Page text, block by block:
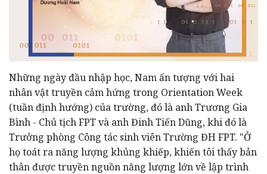
Những ngày đầu nhập học, Nam ấn tượng với hai
nhân vật truyền cảm hứng trong Orientation Week
(tuần định hướng) của trường, đó là anh Trương Gia
Bình - Chủ tịch FPT và anh Đinh Tiến Dũng, khi đó là
Trưởng phòng Công tác sinh viên Trường ĐH FPT. "Ở
họ toát ra năng lượng khủng khiếp, khiến tôi thấy bản
thân được truyền nguồn năng lượng lớn về lập trình